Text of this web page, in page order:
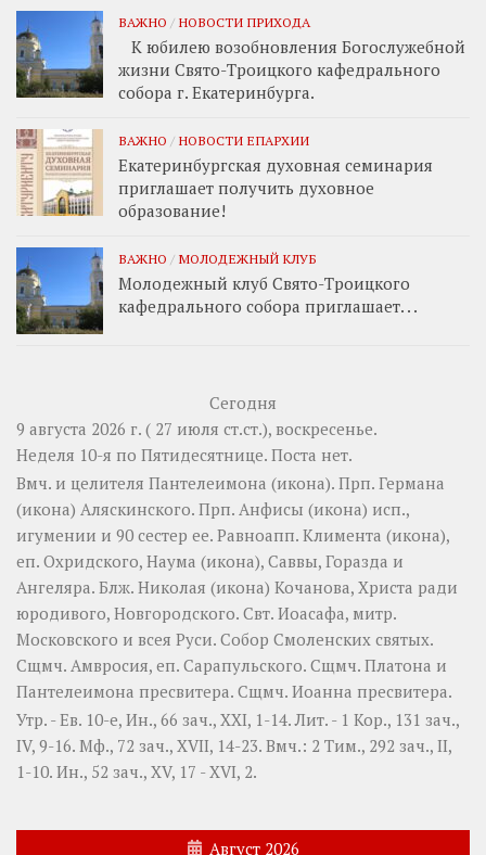
ВАЖНО / НОВОСТИ ПРИХОДА
К юбилею возобновления Богослужебной
жизни Свято-Троицкого кафедрального
собора г. Екатеринбурга.
ВАЖНО / НОВОСТИ ЕПАРХИИ
Екатеринбургская духовная семинария
приглашает получить духовное
образование!
ВАЖНО / МОЛОДЕЖНЫЙ КЛУБ
Молодежный клуб Свято-Троицкого
кафедрального собора приглашает. . .
Сегодня
9 августа 2026 г. ( 27 июля ст.ст.), воскресенье.
Неделя 10-я по Пятидесятнице. Поста нет.
Вмч. и целителя Пантелеимона (икона). Прп. Германа
(икона) Аляскинского. Прп. Анфисы (икона) исп.,
игумении и 90 сестер ее. Равноапп. Климента (икона),
еп. Охридского, Наума (икона), Саввы, Горазда и
Ангеляра. Блж. Николая (икона) Кочанова, Христа ради
юродивого, Новгородского. Свт. Иоасафа, митр.
Московского и всея Руси. Собор Смоленских святых.
Сщмч. Амвросия, еп. Сарапульского. Сщмч. Платона и
Пантелеимона пресвитера. Сщмч. Иоанна пресвитера.
Утр. - Ев. 10-е, Ин., 66 зач., XXI, 1-14.Лит. - 1 Кор., 131 зач.,
IV, 9-16. Мф., 72 зач., XVII, 14-23. Вмч.: 2 Тим., 292 зач., II,
1-10. Ин., 52 зач., XV, 17 - XVI, 2.
Август 2026